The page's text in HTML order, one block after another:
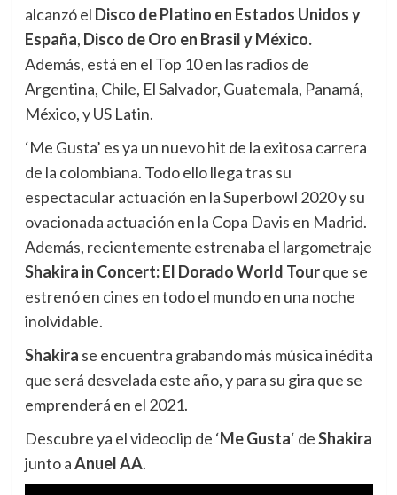
alcanzó el Disco de Platino en Estados Unidos y
España, Disco de Oro en Brasil y México.
Además, está en el Top 10 en las radios de
Argentina, Chile, El Salvador, Guatemala, Panamá,
México, y US Latin.
‘Me Gusta’ es ya un nuevo hit de la exitosa carrera
de la colombiana. Todo ello llega tras su
espectacular actuación en la Superbowl 2020 y su
ovacionada actuación en la Copa Davis en Madrid.
Además, recientemente estrenaba el largometraje
Shakira in Concert: El Dorado World Tourque se
estrenó en cines en todo el mundo en una noche
inolvidable.
Shakira se encuentra grabando más música inédita
que será desvelada este año, y para su gira que se
emprenderá en el 2021.
Descubre ya el videoclip de ‘Me Gusta‘ deShakira
junto aAnuel AA.